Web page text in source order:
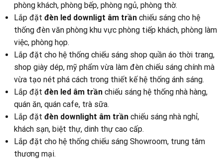
phòng khách, phòng bếp, phòng ngủ, phòng thờ.
Lắp đặt đèn led downligt âm trần chiếu sáng cho hệ
thống đèn văn phòng khu vực phòng tiếp khách, phòng làm
việc, phòng họp.
Lắp đặt cho hệ thống chiếu sáng shop quần áo thời trang,
shop giày dép, mỹ phẩm vừa làm đèn chiếu sáng chính mà
vừa tạo nét phá cách trong thiết kế hệ thống ánh sáng.
Lắp đặt đèn led âm trần chiếu sáng hệ thống nhà hàng,
quán ăn, quán cafe, trà sữa.
Lắp đặt đèn downlight âm trần chiếu sáng nhà nghỉ,
khách sạn, biệt thự, dinh thự cao cấp.
Lắp đặt cho hệ thống chiếu sáng Showroom, trung tâm
thương mại.